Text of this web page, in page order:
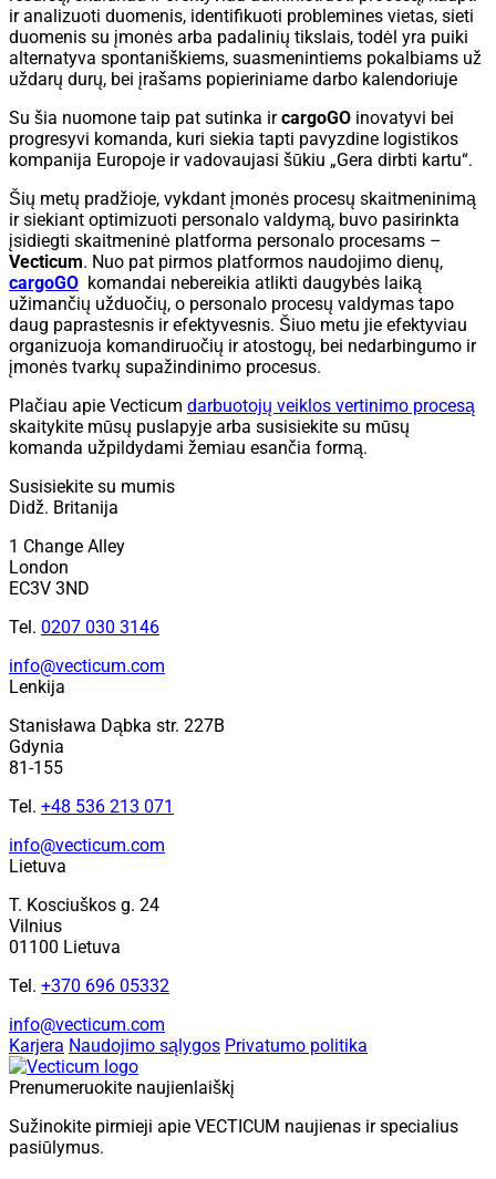
ir analizuoti duomenis, identifikuoti problemines vietas, sieti
duomenis su įmonės arba padalinių tikslais, todėl yra puiki
alternatyva spontaniškiems, suasmenintiems pokalbiams už
uždarų durų, bei įrašams popieriniame darbo kalendoriuje
Su šia nuomone taip pat sutinka ircargoGO inovatyvi bei
progresyvi komanda, kuri siekia tapti pavyzdine logistikos
kompanija Europoje ir vadovaujasi šūkiu „Gera dirbti kartu“.
Šių metų pradžioje, vykdant įmonės procesų skaitmeninimą
ir siekiant optimizuoti personalo valdymą, buvo pasirinkta
įsidiegti skaitmeninė platforma personalo procesams –
Vecticum. Nuo pat pirmos platformos naudojimo dienų,
cargoGO komandai nebereikia atlikti daugybės laiką
užimančių užduočių, o personalo procesų valdymas tapo
daug paprastesnis ir efektyvesnis. Šiuo metu jie efektyviau
organizuoja komandiruočių ir atostogų, bei nedarbingumo ir
įmonės tvarkų supažindinimo procesus.
Plačiau apie Vecticum darbuotojų veiklos vertinimo procesą
skaitykite mūsų puslapyje arba susisiekite su mūsų
komanda užpildydami žemiau esančia formą.
Susisiekite su mumis
Didž. Britanija
1 Change Alley
London
EC3V 3ND
Tel. 0207 030 3146
info@vecticum.com
Lenkija
Stanisława Dąbka str. 227B
Gdynia
81-155
Tel. +48 536 213 071
info@vecticum.com
Lietuva
T. Kosciuškos g. 24
Vilnius
01100 Lietuva
Tel. +370 696 05332
info@vecticum.com
Karjera Naudojimo sąlygos Privatumo politika
Prenumeruokite naujienlaiškį
Sužinokite pirmieji apie VECTICUM naujienas ir specialius
pasiūlymus.